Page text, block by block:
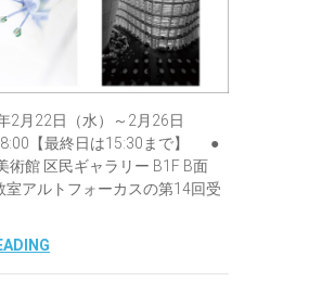
2月22日（水）～2月26日
【最終日は15:30まで】 ●
術館 区民ギャラリー B1F B面
室アルトフォーカスの第14回受